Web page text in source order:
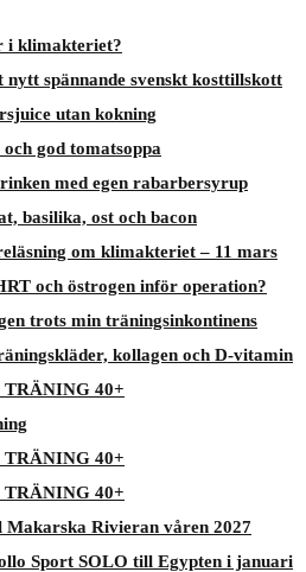
i klimakteriet?
spännande svenskt kosttillskott
utan kokning
god tomatsoppa
med egen rabarbersyrup
basilika, ost och bacon
om klimakteriet – 11 mars
och östrogen inför operation?
trots min träningsinkontinens
kollagen och D-vitamin
TRÄNING 40+
TRÄNING 40+
TRÄNING 40+
Rivieran våren 2027
Sport SOLO till Egypten i januari